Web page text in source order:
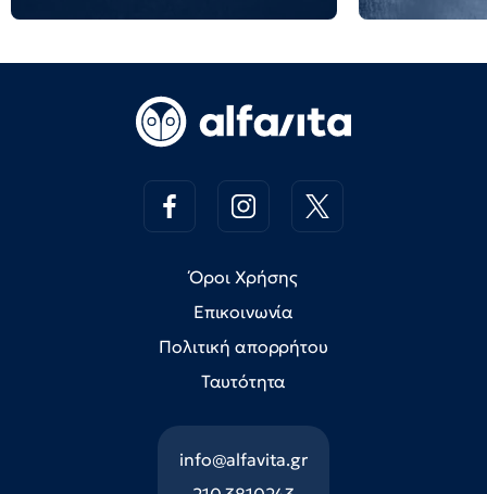
Όροι Χρήσης
Επικοινωνία
Πολιτική απορρήτου
Ταυτότητα
info@alfavita.gr